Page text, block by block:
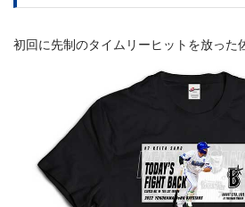
初回に先制のタイムリーヒットを放った